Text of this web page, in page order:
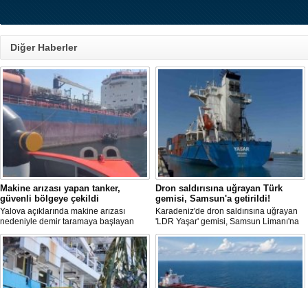
Diğer Haberler
Makine arızası yapan tanker,
güvenli bölgeye çekildi
Yalova açıklarında makine arızası
nedeniyle demir taramaya başlayan
tanker, römorkör eşliğinde güvenli
şekilde demirleme sahasına alındı.
Dron saldırısına uğrayan Türk
gemisi, Samsun'a getirildi!
Karadeniz'de dron saldırısına uğrayan
'LDR Yaşar' gemisi, Samsun Limanı'na
güvenli bir şekilde ulaştı. Saldırıda can
kaybı yaşanmadı, ancak büyük çapta
maddi hasar oluştu.